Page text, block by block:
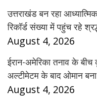
उत्तराखंड बन रहा
रिकॉर्ड संख्या में पहुंच रहे
August 4, 2026
ईरान-अमेरिका तनाव के
अल्टीमेटम के बाद ओमान
August 4, 2026